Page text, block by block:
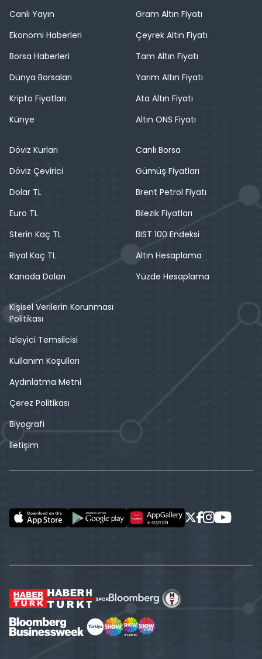
Canlı Yayın
Ekonomi Haberleri
Borsa Haberleri
Dünya Borsaları
Kripto Fiyatları
Künye
Gram Altın Fiyatı
Çeyrek Altın Fiyatı
Tam Altın Fiyatı
Yarım Altın Fiyatı
Ata Altın Fiyatı
Altın ONS Fiyatı
Döviz Kurları
Döviz Çevirici
Dolar TL
Euro TL
Sterin Kaç TL
Riyal Kaç TL
Kanada Doları
Canlı Borsa
Gümüş Fiyatları
Brent Petrol Fiyatı
Bilezik Fiyatları
BIST 100 Endeksi
Altın Hesaplama
Yüzde Hesaplama
Kişisel Verilerin Korunması
Politikası
İzleyici Temsilcisi
Kullanım Koşulları
Aydınlatma Metni
Çerez Politikası
Biyografi
İletişim